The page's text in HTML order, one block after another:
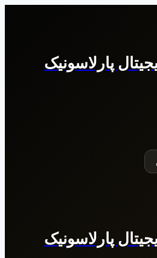
پارلاسونیک
پارلاسونیک